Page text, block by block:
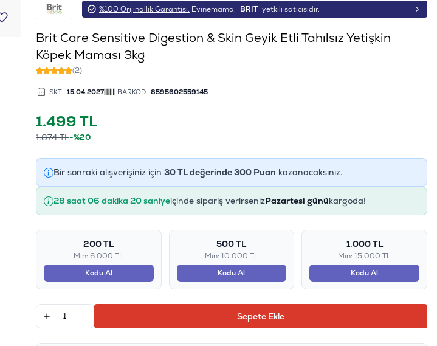
%100 Orijinallik Garantisi. Evinemama, BRIT yetkili satıcısıdır.
Brit Care Sensitive Digestion & Skin Geyik Etli Tahılsız Yetişkin
Köpek Maması 3kg
(2)
SKT: 15.04.2027 BARKOD: 8595602559145
1.499TL
1.874TL-%20
Bir sonraki alışverişiniz için 30TL değerinde300Puan kazanacaksınız.
28 saat 06 dakika 19 saniyeiçinde sipariş verirsenizPazartesi günükargoda!
200 TL
Min: 6.000 TL
Kodu Al
500 TL
Min: 10.000 TL
Kodu Al
1.000 TL
Min: 15.000 TL
Kodu Al
Sepete Ekle